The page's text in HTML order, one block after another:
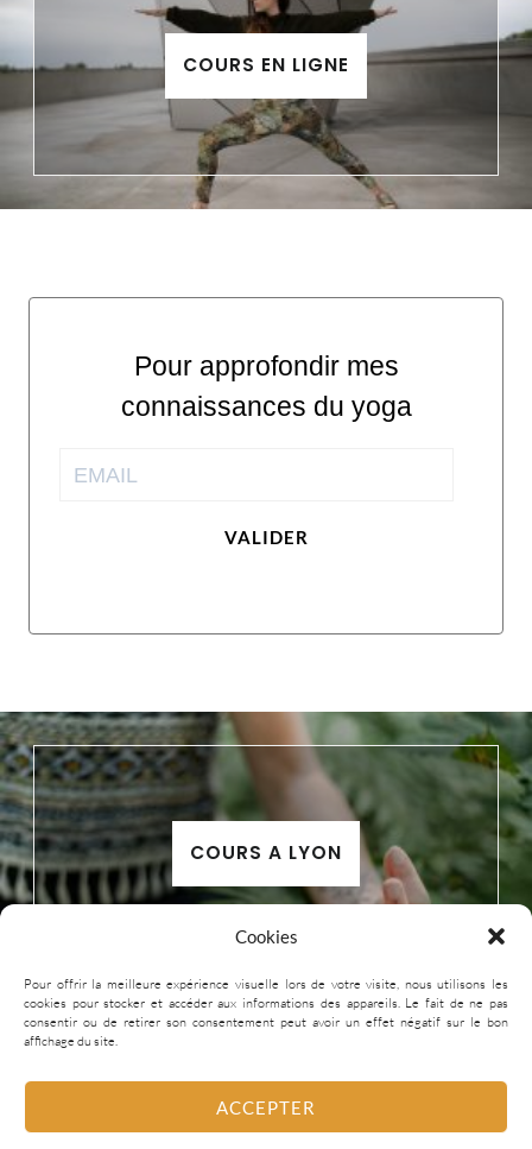
Cookies
Pour offrir la meilleure expérience visuelle lors de votre visite, nous utilisons les
cookies pour stocker et accéder aux informations des appareils. Le fait de ne pas
consentir ou de retirer son consentement peut avoir un effet négatif sur le bon
affichage du site.
ACCEPTER
COURS EN LIGNE
Pour approfondir mes
connaissances du yoga
VALIDER
COURS A LYON